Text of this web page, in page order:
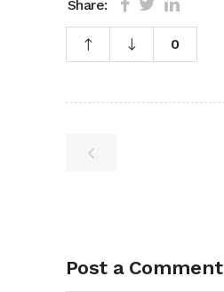
Share:
0
Post a Comment